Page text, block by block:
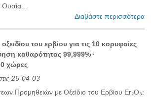
Διαβάστε περισσότερα
του ερβίου για τις 10 κορυφαίες
καθαρότητας 99,999% ·
χώρες
25-04-03
Προμηθειών με Οξείδιο του Ερβίου Er₂O₃: